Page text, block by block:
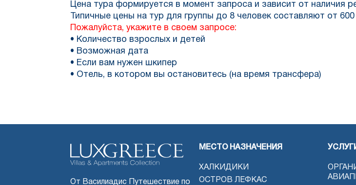
Цена тура формируется в момент запроса и зависит от наличия
Типичные цены на тур для группы до 8 человек составляют от
Пожалуйста, укажите в своем запросе:
• Количество взрослых и детей
• Возможная дата
• Если вам нужен шкипер
• Отель, в котором вы остановитесь (на время трансфера)
От Василиадис Путешествие по
МЕСТО НАЗНАЧЕНИЯ
ХАЛКИДИКИ
ОСТРОВ ЛЕФКАС